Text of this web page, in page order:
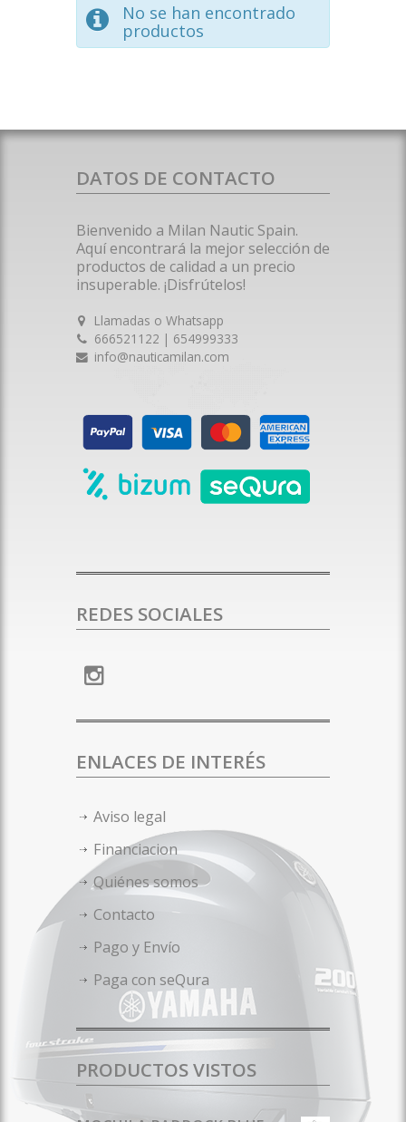
No se han encontrado
productos
DATOS DE CONTACTO
Bienvenido a Milan Nautic Spain.
Aquí encontrará la mejor selección de
productos de calidad a un precio
insuperable. ¡Disfrútelos!
Llamadas o Whatsapp
666521122 | 654999333
info@nauticamilan.com
REDES SOCIALES
ENLACES DE INTERÉS
Aviso legal
Financiacion
Quiénes somos
Contacto
Pago y Envío
Paga con seQura
PRODUCTOS VISTOS